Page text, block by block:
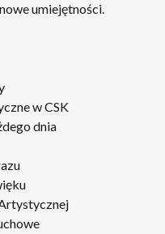
umiejętności.
w CSK
dnia